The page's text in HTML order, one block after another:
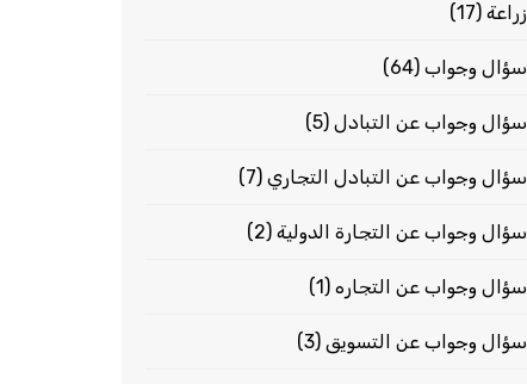
زراعة (17)
سؤال وجواب (64)
سؤال وجواب عن التبادل (5)
سؤال وجواب عن التبادل التجاري (7)
سؤال وجواب عن التجارة الدولية (2)
سؤال وجواب عن التجاره (1)
سؤال وجواب عن التسويق (3)